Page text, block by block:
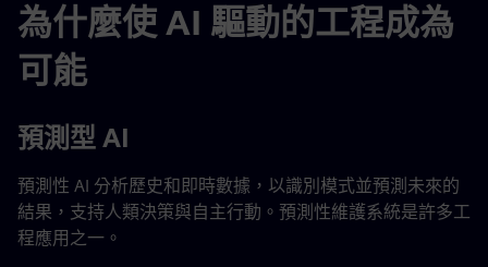
為什麼使 AI 驅動的工程成為
可能
預測型 AI
預測性 AI 分析歷史和即時數據，以識別模式並預測未來的
結果，支持人類決策與自主行動。預測性維護系統是許多工
程應用之一。